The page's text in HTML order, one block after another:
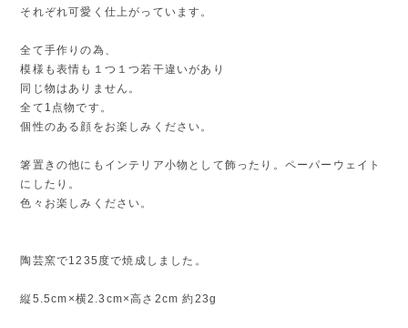
それぞれ可愛く仕上がっています。
全て手作りの為、
模様も表情も１つ１つ若干違いがあり
同じ物はありません。
全て1点物です。
個性のある顔をお楽しみください。
箸置きの他にもインテリア小物として飾ったり。ペーパーウェイト
にしたり。
色々お楽しみください。
陶芸窯で1235度で焼成しました。
縦5.5cm×横2.3cm×高さ2cm 約23g